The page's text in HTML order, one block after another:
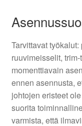
Tarvittavat
ruuvimeisselit,
momenttiavain
ennen asennusta,
johtojen eristeet
suorita
varmista, että